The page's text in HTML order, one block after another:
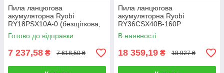
Пила ланцюгова
акумуляторна Ryobi
RY18PSX10A-0 (безщіткова,
без АКБ та зарядного)
Готово до відправки
7 237,58 ₴ 7 618,50 ₴
Пила ланцюгова
акумуляторна Ryobi
RY36CSX40B-160P
(безщіткова, АКБ 36 В/6.0,
зарядне, шина 400 мм.)
В наявності
18 359,19 ₴ 18 927 ₴